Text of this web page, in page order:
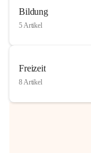
Bildung
5 Artikel
Freizeit
8 Artikel